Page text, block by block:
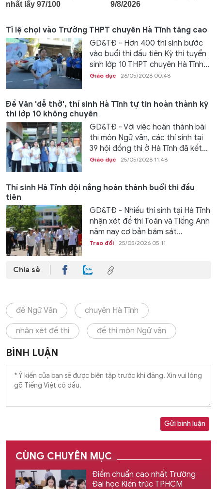
Tỉ lệ chọi vào Trường THPT chuyên Hà Tĩnh tăng cao
GD&TĐ - Hơn 400 thí sinh bước
vào buổi thi đầu tiên Kỳ thi tuyển
sinh lớp 10 THPT chuyên Hà Tĩnh...
Giáo dục 26/05/2026 00:48
Đề Văn 'dễ thở', thí sinh Hà Tĩnh tự tin hoàn thành kỳ
thi lớp 10 không chuyên
GD&TĐ - Với việc hoàn thành bài
thi môn Ngữ văn, các thí sinh tại
39 hội đồng thi ở Hà Tĩnh đã kết...
Giáo dục 25/05/2026 11:48
Thí sinh Hà Tĩnh đội nắng hoàn thành buổi thi đầu
tiên
GD&TĐ - Nhiều thí sinh tại Hà Tĩnh
nhận xét đề thi Toán và Tiếng Anh
năm nay cơ bản bám sát...
Trao đổi 25/05/2026 05:11
Chia sẻ
đề Ngữ Văn chuyên Hà Tĩnh
nhận xét đề thi đề thi môn Ngữ văn
BÌNH LUẬN
Gửi bình luận
CÙNG CHUYÊN MỤC
Điểm chuẩn cao nhất Trường
Đại học Kiến trúc TPHCM